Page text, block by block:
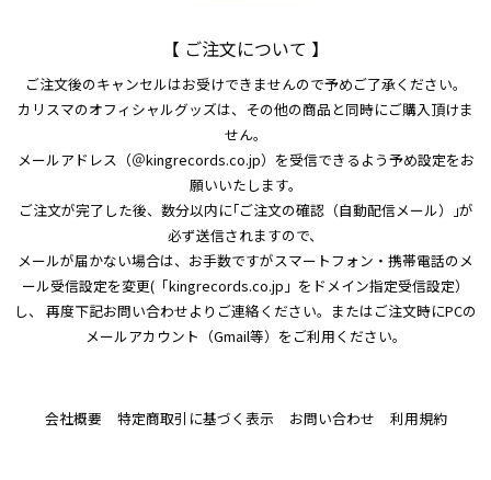
【 ご注文について 】
ご注文後のキャンセルはお受けできませんので予めご了承ください。
カリスマのオフィシャルグッズは、その他の商品と同時にご購入頂けま
せん。
メールアドレス（＠kingrecords.co.jp）を受信できるよう予め設定をお
願いいたします。
ご注文が完了した後、数分以内に｢ご注文の確認（自動配信メール）｣が
必ず送信されますので、
メールが届かない場合は、お手数ですがスマートフォン・携帯電話のメ
ール受信設定を変更(「kingrecords.co.jp」をドメイン指定受信設定）
し、 再度下記お問い合わせよりご連絡ください。またはご注文時にPCの
メールアカウント（Gmail等）をご利用ください。
会社概要 特定商取引に基づく表示 お問い合わせ 利用規約